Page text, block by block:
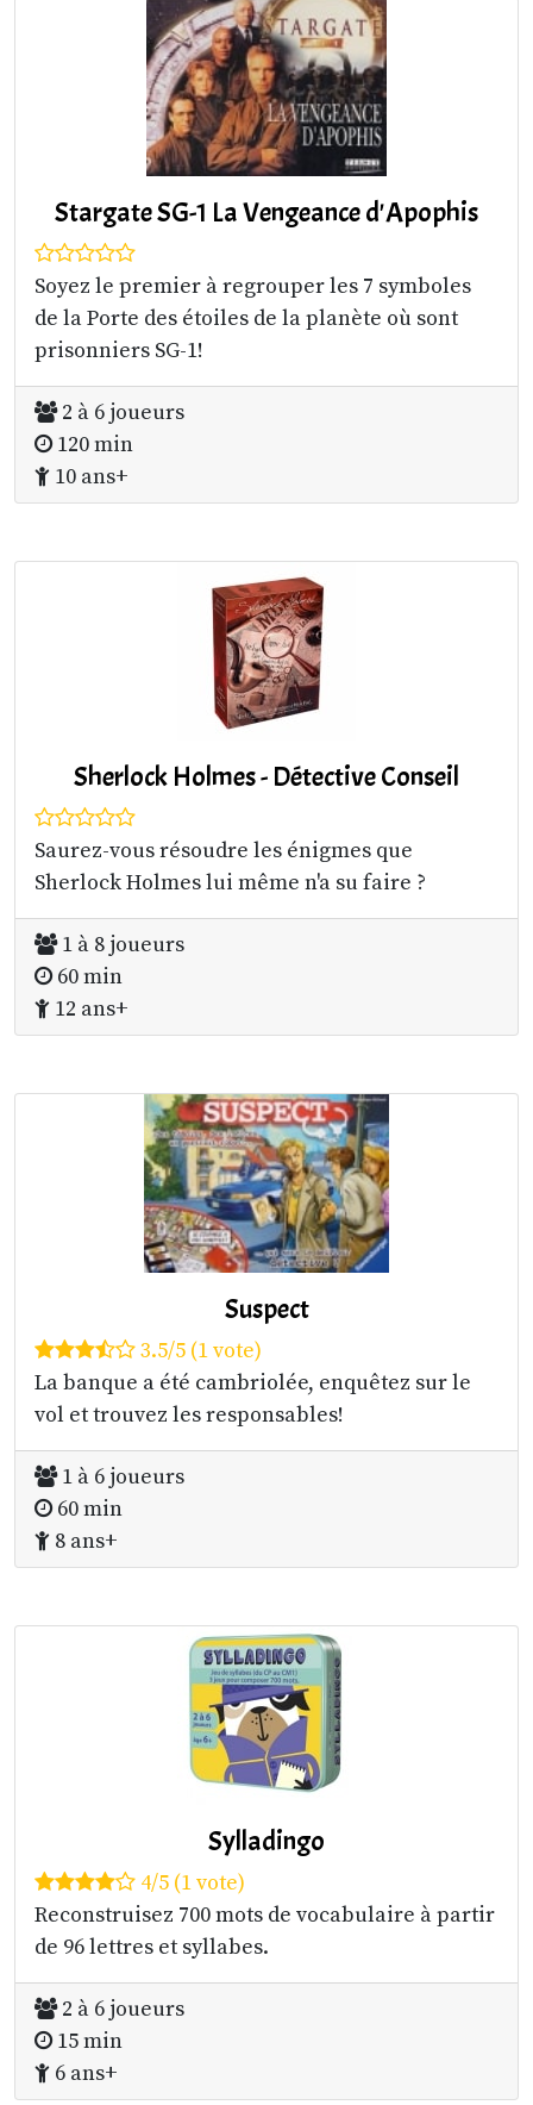
Stargate SG-1 La Vengeance d'Apophis
Soyez le premier à regrouper les 7 symboles
de la Porte des étoiles de la planète où sont
prisonniers SG-1!
2 à 6 joueurs
120 min
10 ans+
Sherlock Holmes - Détective Conseil
Saurez-vous résoudre les énigmes que
Sherlock Holmes lui même n'a su faire ?
1 à 8 joueurs
60 min
12 ans+
Suspect
3.5/5 (1 vote)
La banque a été cambriolée, enquêtez sur le
vol et trouvez les responsables!
1 à 6 joueurs
60 min
8 ans+
Sylladingo
4/5 (1 vote)
Reconstruisez 700 mots de vocabulaire à partir
de 96 lettres et syllabes.
2 à 6 joueurs
15 min
6 ans+